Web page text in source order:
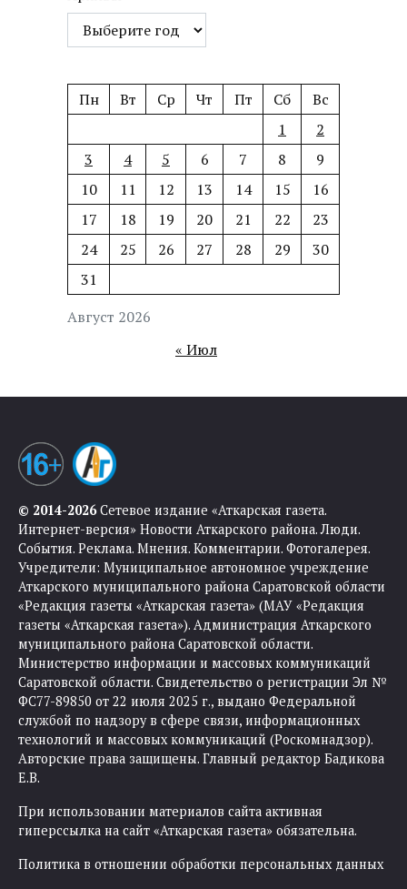
Август 2026
Пн Вт Ср Чт Пт Сб
Вс
1
2
3
4 5 6 7 8
9
10
11 12 13 14 15
16
17
18 19 20 21 22
23
24
25 26 27 28 29
30
31
« Июл
© 2014-2026Сетевое издание «Аткарская газета.
Интернет-версия» Новости Аткарского района. Люди.
События. Реклама. Мнения. Комментарии. Фотогалерея.
Учредители: Муниципальное автономное учреждение
Аткарского муниципального района Саратовской области
«Редакция газеты «Аткарская газета» (МАУ «Редакция
газеты «Аткарская газета»). Администрация Аткарского
муниципального района Саратовской области.
Министерство информации и массовых коммуникаций
Саратовской области. Свидетельство о регистрации Эл №
ФС77-89850 от 22 июля 2025 г., выдано Федеральной
службой по надзору в сфере связи, информационных
технологий и массовых коммуникаций (Роскомнадзор).
Авторские права защищены. Главный редактор Бадикова
Е.В.
При использовании материалов сайта активная
гиперссылка на сайт «Аткарская газета» обязательна.
Политика в отношении обработки персональных данных